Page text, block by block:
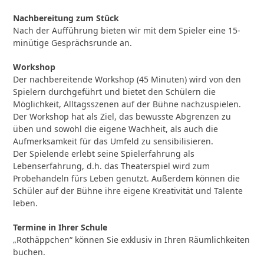
Nachbereitung zum Stück
Nach der Aufführung bieten wir mit dem Spieler eine 15-
minütige Gesprächsrunde an.
Workshop
Der nachbereitende Workshop (45 Minuten) wird von den
Spielern durchgeführt und bietet den Schülern die
Möglichkeit, Alltagsszenen auf der Bühne nachzuspielen.
Der Workshop hat als Ziel, das bewusste Abgrenzen zu
üben und sowohl die eigene Wachheit, als auch die
Aufmerksamkeit für das Umfeld zu sensibilisieren.
Der Spielende erlebt seine Spielerfahrung als
Lebenserfahrung, d.h. das Theaterspiel wird zum
Probehandeln fürs Leben genutzt. Außerdem können die
Schüler auf der Bühne ihre eigene Kreativität und Talente
leben.
Termine in Ihrer Schule
„Rothäppchen“ können Sie exklusiv in Ihren Räumlichkeiten
buchen.